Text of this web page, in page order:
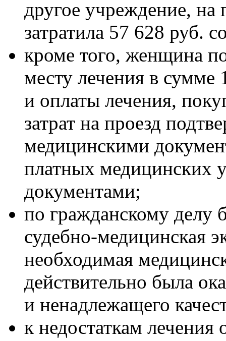
другое учреждение, на
затратила 57 628 руб.
кроме того, женщина
месту лечения в
и оплаты лечения,
затрат на проезд
медицинскими
платных медицинских
документами;
по гражданскому делу
судебно-медицинская
необходимая
действительно была
и ненадлежащего
к недостаткам лечения